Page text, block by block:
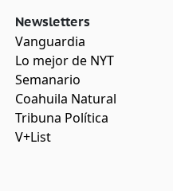
Newsletters
Vanguardia
Lo mejor de NYT
Semanario
Coahuila Natural
Tribuna Política
V+List